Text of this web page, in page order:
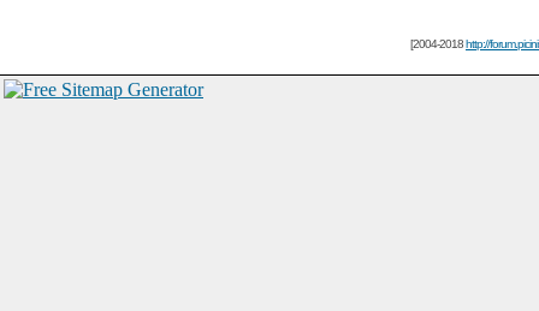
[2004-2018http://